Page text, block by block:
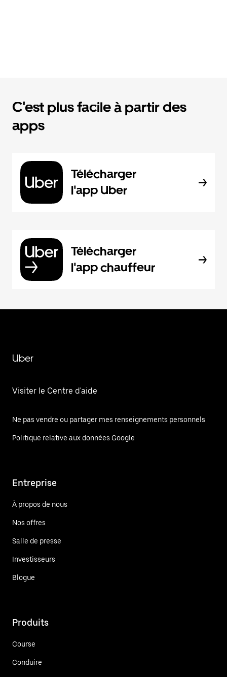
C'est plus facile à partir des
apps
Télécharger
l'app Uber
Télécharger
l'app chauffeur
Uber
Visiter le Centre d'aide
Ne pas vendre ou partager mes renseignements personnels
Politique relative aux données Google
Entreprise
À propos de nous
Nos offres
Salle de presse
Investisseurs
Blogue
Produits
Course
Conduire